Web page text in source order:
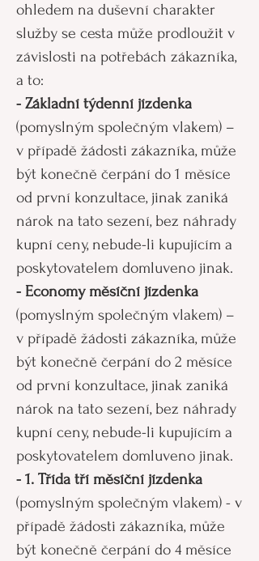
ohledem na duševní charakter
služby se cesta může prodloužit v
závislosti na potřebách zákazníka,
a to:
- Základní týdenní jízdenka
(pomyslným společným vlakem) –
v případě žádosti zákazníka, může
být konečně čerpání do 1 měsíce
od první konzultace, jinak zaniká
nárok na tato sezení, bez náhrady
kupní ceny, nebude-li kupujícím a
poskytovatelem domluveno jinak.
- Economy měsíční jízdenka
(pomyslným společným vlakem) –
v případě žádosti zákazníka, může
být konečně čerpání do 2 měsíce
od první konzultace, jinak zaniká
nárok na tato sezení, bez náhrady
kupní ceny, nebude-li kupujícím a
poskytovatelem domluveno jinak.
- 1. Třída tří měsíční jízdenka
(pomyslným společným vlakem) - v
případě žádosti zákazníka, může
být konečně čerpání do 4 měsíce